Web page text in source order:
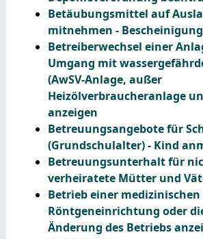
Betäubungsmittel auf
mitnehmen -
Betreiberwechsel einer
Umgang mit
(AwSV-Anlage, außer
Heizölverbraucheranlage
anzeigen
Betreuungsangebote für
(Grundschulalter) - Kind
Betreuungsunterhalt für
verheiratete Mütter und
Betrieb einer medizinischen
Röntgeneinrichtung oder
Änderung des Betriebs